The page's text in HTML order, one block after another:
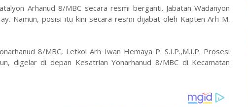
Arhanud 8/MBC secara resmi berganti. Jabatan Wadanyon
Namun, posisi itu kini secara resmi dijabat oleh Kapten Arh M.
8/MBC, Letkol Arh Iwan Hemaya P. S.I.P.,M.I.P. Prosesi
digelar di depan Kesatrian Yonarhanud 8/MBC di Kecamatan